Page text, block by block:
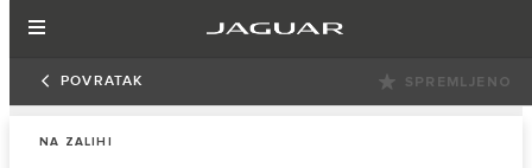
POVRATAK SPREMLJENO
NA ZALIHI